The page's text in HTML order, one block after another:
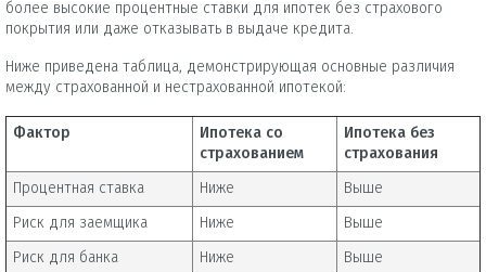
более высокие процентные ставки для ипотек без страхового
покрытия или даже отказывать в выдаче кредита.
Ниже приведена таблица, демонстрирующая основные различия
между страхованной и нестрахованной ипотекой:
Фактор
Ипотека со
страхованием
Ипотека без
страхования
Процентная ставка Ниже Выше
Риск для заемщика Ниже Выше
Риск для банка Ниже Выше